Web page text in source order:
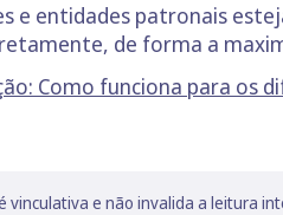
e entidades patronais
de forma a
Como funciona para os
vinculativa e não invalida a leitura